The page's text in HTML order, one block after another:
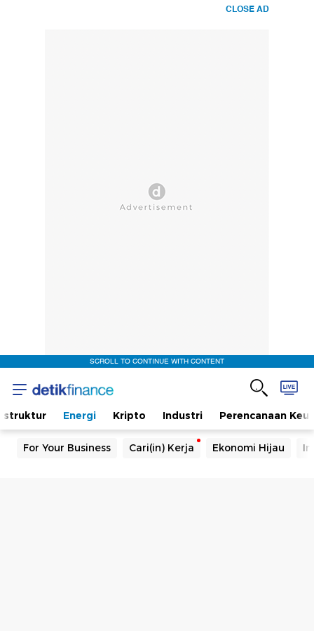
CLOSE AD
SCROLL TO CONTINUE WITH CONTENT
Energi Kripto Industri Perencanaan
For Your Business Cari(in) Kerja Ekonomi Hijau